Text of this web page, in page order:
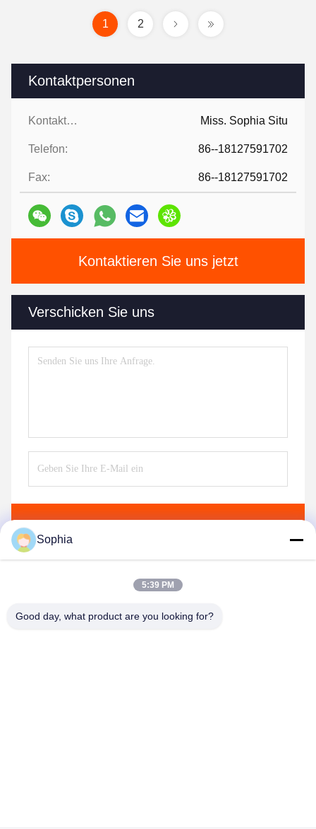
Kontaktpersonen
Kontaktpersonen: Miss. Sophia Situ
Telefon: 86--18127591702
Fax: 86--18127591702
Kontaktieren Sie uns jetzt
Verschicken Sie uns
1 2
Sophia
5:39 PM
Good day, what product are you looking for?